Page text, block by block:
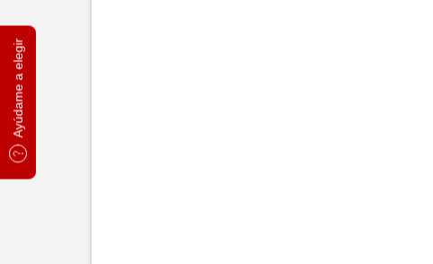
Ayúdame a elegir